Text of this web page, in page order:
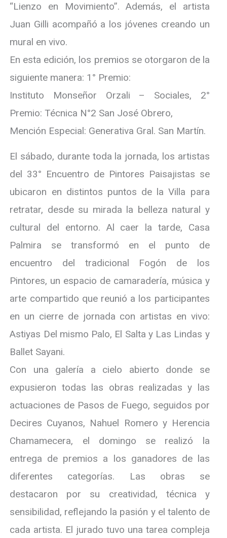
“Lienzo en Movimiento”. Además, el artista
Juan Gilli acompañó a los jóvenes creando un
mural en vivo.
En esta edición, los premios se otorgaron de la
siguiente manera: 1° Premio:
Instituto Monseñor Orzali – Sociales, 2°
Premio: Técnica N°2 San José Obrero,
Mención Especial: Generativa Gral. San Martín.
El sábado, durante toda la jornada, los artistas
del 33° Encuentro de Pintores Paisajistas se
ubicaron en distintos puntos de la Villa para
retratar, desde su mirada la belleza natural y
cultural del entorno. Al caer la tarde, Casa
Palmira se transformó en el punto de
encuentro del tradicional Fogón de los
Pintores, un espacio de camaradería, música y
arte compartido que reunió a los participantes
en un cierre de jornada con artistas en vivo:
Astiyas Del mismo Palo, El Salta y Las Lindas y
Ballet Sayani.
Con una galería a cielo abierto donde se
expusieron todas las obras realizadas y las
actuaciones de Pasos de Fuego, seguidos por
Decires Cuyanos, Nahuel Romero y Herencia
Chamamecera, el domingo se realizó la
entrega de premios a los ganadores de las
diferentes categorías. Las obras se
destacaron por su creatividad, técnica y
sensibilidad, reflejando la pasión y el talento de
cada artista. El jurado tuvo una tarea compleja